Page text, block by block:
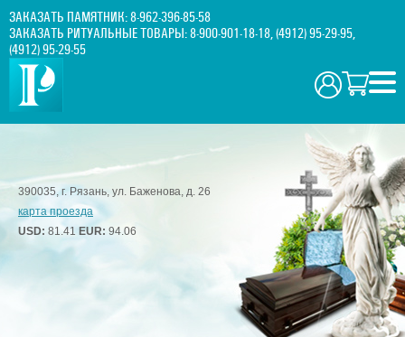
ЗАКАЗАТЬ ПАМЯТНИК:8-962-396-85-58
ЗАКАЗАТЬ РИТУАЛЬНЫЕ ТОВАРЫ:8-900-901-18-18,(4912) 95-29-95,
(4912) 95-29-55
390035, г. Рязань, ул. Баженова, д. 26
карта проезда
USD: 81.41 EUR: 94.06